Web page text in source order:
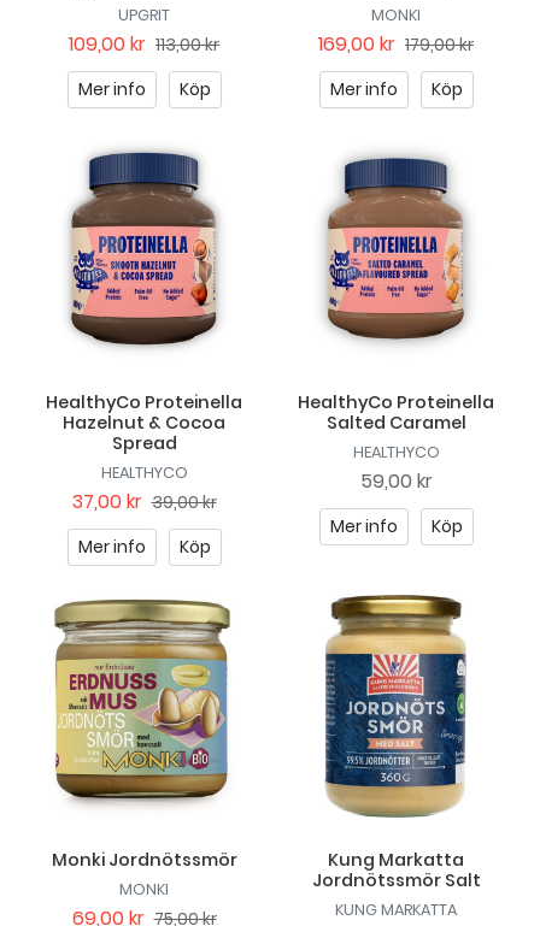
UPGRIT
109,00 kr 113,00 kr
Mer info
Köp
MONKI
169,00 kr 179,00 kr
Mer info
Köp
HealthyCo Proteinella
Hazelnut & Cocoa
Spread
HEALTHYCO
37,00 kr 39,00 kr
Mer info
Köp
HealthyCo Proteinella
Salted Caramel
HEALTHYCO
59,00 kr
Mer info Köp
Monki Jordnötssmör
MONKI
69,00 kr 75,00 kr
Kung Markatta
Jordnötssmör Salt
KUNG MARKATTA